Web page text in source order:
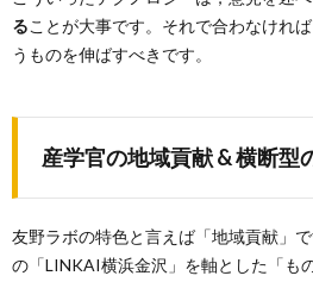
ることが大事です。それで合わなけれ
うものを伸ばすべきです。
産学官の地域貢献 & 横断型
友野ラボの特色と言えば「地域貢献」
の「LINKAI横浜金沢」を軸とした「も